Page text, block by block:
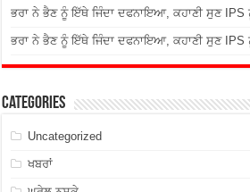
ਭਰਾ ਨੇ ਭੈਣ ਨੂੰ ਇੱਥੇ ਜਿੰਦਾ ਦਫਨਾਇਆ, ਕਹਾਣੀ ਸੁਣ
ਭਰਾ ਨੇ ਭੈਣ ਨੂੰ ਇੱਥੇ ਜਿੰਦਾ ਦਫਨਾਇਆ, ਕਹਾਣੀ ਸੁਣ
Categories
Uncategorized
ਖਬਰਾਂ